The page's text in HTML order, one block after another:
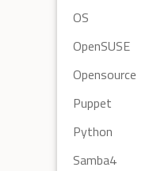
OS
OpenSUSE
Opensource
Puppet
Python
Samba4